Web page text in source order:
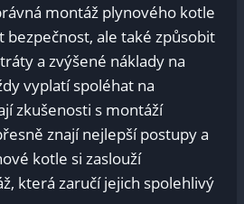
montáž plynového kotle
bezpečnost, ale také způsobit
a zvýšené náklady na
vyplatí spoléhat na
zkušenosti s montáží
znají nejlepší postupy a
kotle si zaslouží
která zaručí jejich spolehlivý